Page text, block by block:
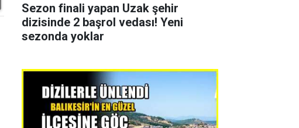
Sezon finali yapan Uzak şehir
dizisinde 2 başrol vedası! Yeni
sezonda yoklar